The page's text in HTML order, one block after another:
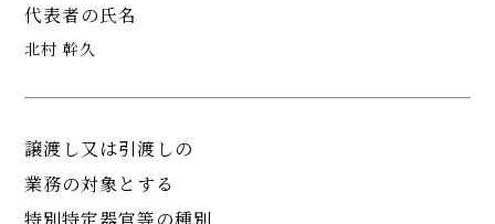
代表者の氏名
北村 幹久
譲渡し又は引渡しの
業務の対象とする
特別特定器官等の種別